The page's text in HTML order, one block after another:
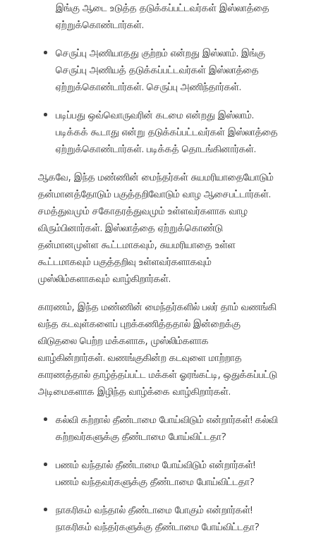
இங்கு ஆடை உடுத்த தடுக்கப்பட்டவர்கள் இஸ்லாத்தை
ஏற்றுக்கொண்டார்கள்.
செருப்பு அணியாதது குற்றம் என்றது இஸ்லாம். இங்கு
செருப்பு அணியத் தடுக்கப்பட்டவர்கள் இஸ்லாத்தை
ஏற்றுக்கொண்டார்கள். செருப்பு அணிந்தார்கள்.
படிப்பது ஒவ்வொருவரின் கடமை என்றது இஸ்லாம்.
படிக்கக் கூடாது என்று தடுக்கப்பட்டவர்கள் இஸ்லாத்தை
ஏற்றுக்கொண்டார்கள். படிக்கத் தொடங்கினார்கள்.
ஆகவே, இந்த மண்ணின் மைந்தர்கள் சுயமரியாதையோடும்
தன்மானத்தோடும் பகுத்தறிவோடும் வாழ ஆசைபட்டார்கள்.
சமத்துவமும் சகோதரத்துவமும் உள்ளவர்களாக வாழ
விரும்பினார்கள். இஸ்லாத்தை ஏற்றுக்கொண்டு
தன்மானமுள்ள கூட்டமாகவும், சுயமரியாதை உள்ள
கூட்டமாகவும் பகுத்தறிவு உள்ளவர்களாகவும்
முஸ்லிம்களாகவும் வாழ்கிறார்கள்.
காரணம், இந்த மண்ணின் மைந்தர்களில் பலர் தாம் வணங்கி
வந்த கடவுள்களைப் புறக்கணித்ததால் இன்றைக்கு
விடுதலை பெற்ற மக்களாக, முஸ்லிம்களாக
வாழ்கின்றார்கள். வணங்குகின்ற கடவுளை மாற்றாத
காரணத்தால் தாழ்த்தப்பட்ட மக்கள் ஓரங்கட்டி, ஒதுக்கப்பட்டு
அடிமைகளாக இழிந்த வாழ்க்கை வாழ்கிறார்கள்.
கல்வி கற்றால் தீண்டாமை போய்விடும் என்றார்கள்! கல்வி
கற்றவர்களுக்கு தீண்டாமை போய்விட்டதா?
பணம் வந்தால் தீண்டாமை போய்விடும் என்றார்கள்!
பணம் வந்தவர்களுக்கு தீண்டாமை போய்விட்டதா?
நாகரிகம் வந்தால் தீண்டாமை போகும் என்றார்கள்!
நாகரிகம் வந்தர்களுக்கு தீண்டாமை போய்விட்டதா?